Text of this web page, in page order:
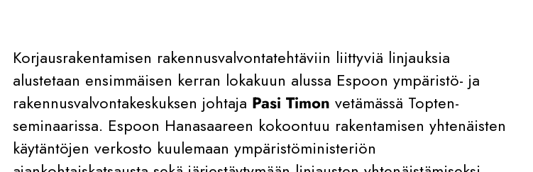
Korjausrakentamisen rakennusvalvontatehtäviin liittyviä linjauksia
alustetaan ensimmäisen kerran lokakuun alussa Espoon ympäristö- ja
rakennusvalvontakeskuksen johtaja Pasi Timon vetämässä Topten-
seminaarissa. Espoon Hanasaareen kokoontuu rakentamisen yhtenäisten
käytäntöjen verkosto kuulemaan ympäristöministeriön